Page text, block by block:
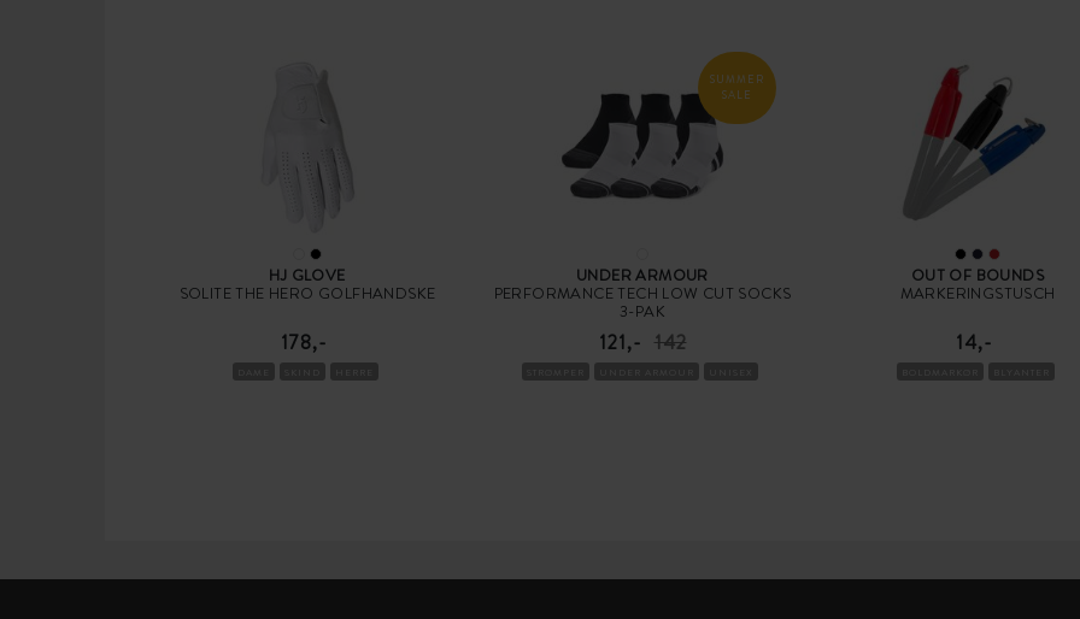
HJ GLOVE
SOLITE THE HERO GOLFHANDSKE
178,-
SUMMER
SALE
UNDER ARMOUR
PERFORMANCE TECH LOW CUT SOCKS
3-PAK
121,- 142
OUT OF BOUNDS
MARKERINGSTUSCH
14,-